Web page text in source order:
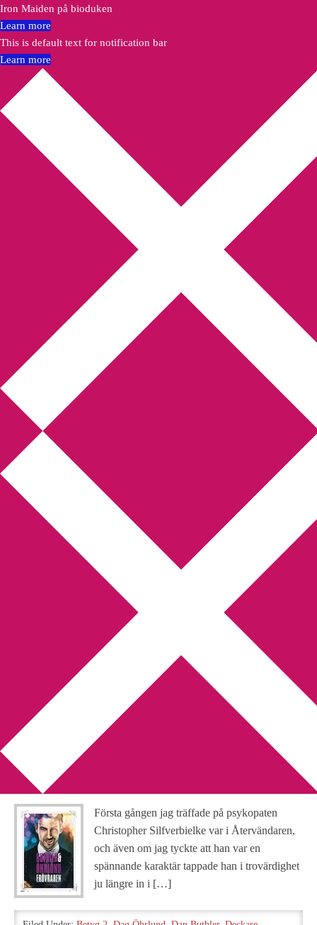
Annikas litteratur-
och kulturblogg
Deckare, kriminalromaner, thrillers
Hem Författarfemman
Webbshop Amazon
Bokbloggsjerka Bloggmaraton
Kriminalroman Min tv-blogg
You are here: Archives for Christopher Silfverbielke
Recension: Erövraren av
Dan Buthler & Dag Öhrlund
2014-10-19
Första gången jag träffade på psykopaten
Christopher Silfverbielke var i Återvändaren,
och även om jag tyckte att han var en
spännande karaktär tappade han i trovärdighet
ju längre in i […]
Iron Maiden på bioduken
Learn more
This is default text for notification bar
Learn more